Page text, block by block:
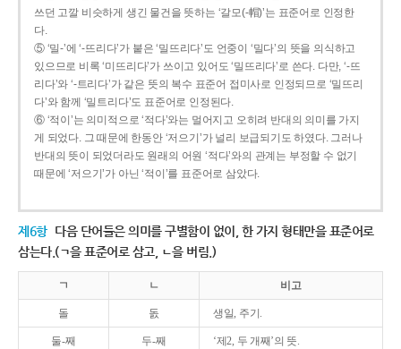
쓰던 고깔 비슷하게 생긴 물건을 뜻하는 ‘갈모(-帽)’는 표준어로 인정한
다.
⑤ ‘밀-’에 ‘-뜨리다’가 붙은 ‘밀뜨리다’도 언중이 ‘밀다’의 뜻을 의식하고
있으므로 비록 ‘미뜨리다’가 쓰이고 있어도 ‘밀뜨리다’로 쓴다. 다만, ‘-뜨
리다’와 ‘-트리다’가 같은 뜻의 복수 표준어 접미사로 인정되므로 ‘밀뜨리
다’와 함께 ‘밀트리다’도 표준어로 인정된다.
⑥ ‘적이’는 의미적으로 ‘적다’와는 멀어지고 오히려 반대의 의미를 가지
게 되었다. 그 때문에 한동안 ‘저으기’가 널리 보급되기도 하였다. 그러나
반대의 뜻이 되었더라도 원래의 어원 ‘적다’와의 관계는 부정할 수 없기
때문에 ‘저으기’가 아닌 ‘적이’를 표준어로 삼았다.
제6항 다음 단어들은 의미를 구별함이 없이, 한 가지 형태만을 표준어로
삼는다.(ㄱ을 표준어로 삼고, ㄴ을 버림.)
ㄱ ㄴ 비고
돌 돐 생일, 주기.
둘-째 두-째 ‘제2, 두 개째’의 뜻.